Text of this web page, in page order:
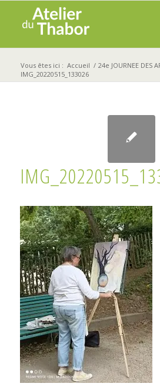
Vous êtes ici : Accueil / 24e JOURNEE DES
IMG_20220515_133026